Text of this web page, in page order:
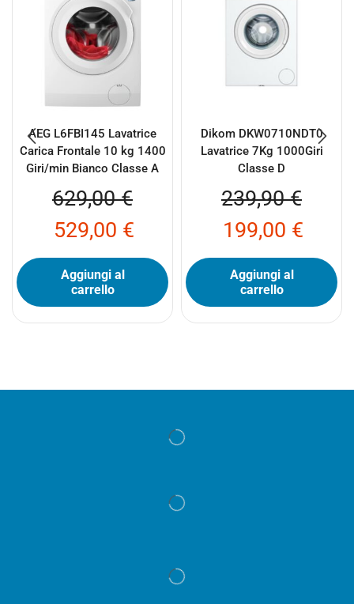
AEG L6FBI145 Lavatrice
Carica Frontale 10 kg 1400
Giri/min Bianco Classe A
629,00€
529,00 €
Aggiungi al
carrello
Dikom DKW0710NDT0
Lavatrice 7Kg 1000Giri
Classe D
239,90€
199,00 €
Aggiungi al
carrello